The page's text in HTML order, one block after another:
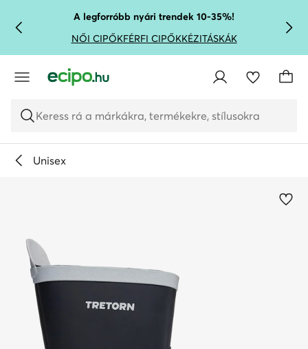
UGRÁS A FŐ TARTALOMRA
UGRÁS A KERESÉSHEZA legforróbb nyári trendek 10-35%!
NŐI CIPŐKFÉRFI CIPŐKKÉZITÁSKÁK
Keress rá a márkákra, termékekre, stílusokra
Unisex